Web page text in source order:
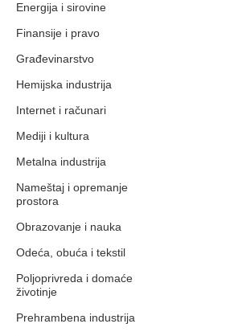
Energija i sirovine
Finansije i pravo
Građevinarstvo
Hemijska industrija
Internet i računari
Mediji i kultura
Metalna industrija
Nameštaj i opremanje
prostora
Obrazovanje i nauka
Odeća, obuća i tekstil
Poljoprivreda i domaće
životinje
Prehrambena industrija